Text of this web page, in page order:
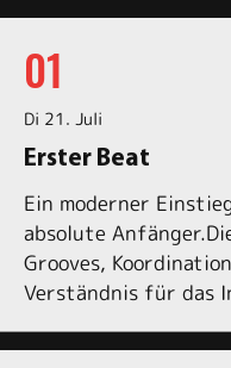
01
Di 21. Juli
Erster Beat
Ein moderner
absolute
Grooves,
Verständnis für das